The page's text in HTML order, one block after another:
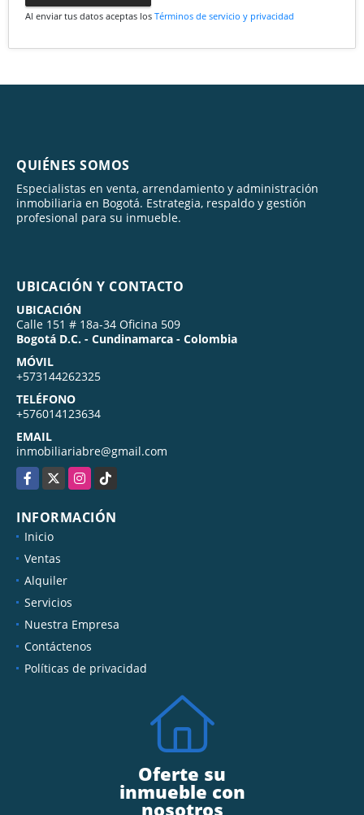
Al enviar tus datos aceptas los Términos de servicio y privacidad
QUIÉNES SOMOS
Especialistas en venta, arrendamiento y administración
inmobiliaria en Bogotá. Estrategia, respaldo y gestión
profesional para su inmueble.
UBICACIÓN Y CONTACTO
UBICACIÓN
Calle 151 # 18a-34 Oficina 509
Bogotá D.C. - Cundinamarca - Colombia
MÓVIL
+573144262325
TELÉFONO
+576014123634
EMAIL
inmobiliariabre@gmail.com
Facebook
X Instagram
TikTok
INFORMACIÓN
Inicio
Ventas
Alquiler
Servicios
Nuestra Empresa
Contáctenos
Políticas de privacidad
Oferte su
inmueble con
nosotros